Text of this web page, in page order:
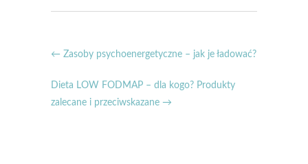
← Zasoby psychoenergetyczne – jak je ładować?
Dieta LOW FODMAP – dla kogo? Produkty
zalecane i przeciwskazane →